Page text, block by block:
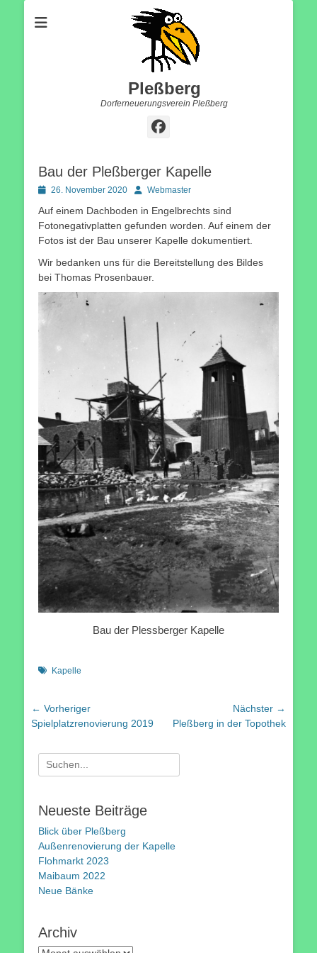
Pleßberg
Dorferneuerungsverein Pleßberg
Facebook
Bau der Pleßberger Kapelle
Posted26. November 2020 AutorWebmaster
Auf einem Dachboden in Engelbrechts sind
Fotonegativplatten gefunden worden. Auf einem der
Fotos ist der Bau unserer Kapelle dokumentiert.
Wir bedanken uns für die Bereitstellung des Bildes
bei Thomas Prosenbauer.
Bau der Plessberger Kapelle
Schlagworte
Kapelle
Beitragsnavigation
← Vorheriger
Vorheriger
Spielplatzrenovierung 2019
Nächster →
Nächster
Pleßberg in der Topothek
Suchen
nach:
Neueste Beiträge
Blick über Pleßberg
Außenrenovierung der Kapelle
Flohmarkt 2023
Maibaum 2022
Neue Bänke
Archiv